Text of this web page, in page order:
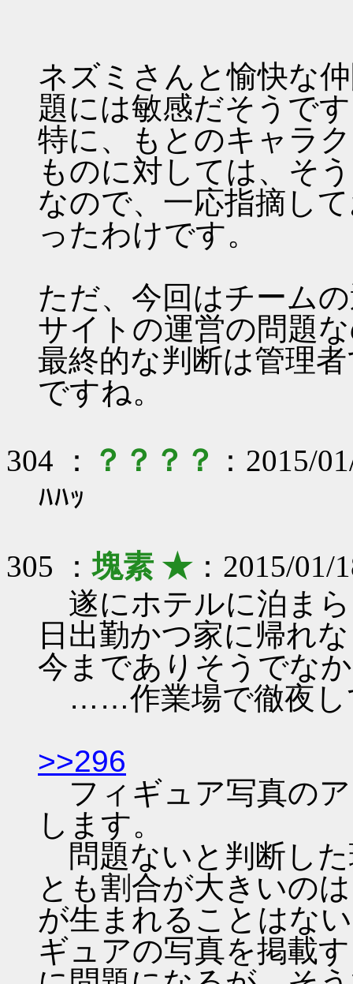
ネズミさんと愉快な
題には敏感だそうで
特に、もとのキャラ
ものに対しては、そ
なので、一応指摘し
ったわけです。
ただ、今回はチーム
サイトの運営の問題
最終的な判断は管理
ですね。
304 ： ？？？？
：2015/
ﾊﾊｯ
305 ：塊素 ★：2015/01/
遂にホテルに泊ま
日出勤かつ家に帰れ
今までありそうでな
……作業場で徹夜し
>>296
フィギュア写真の
します。
問題ないと判断し
とも割合が大きいの
が生まれることはな
ギュアの写真を掲載